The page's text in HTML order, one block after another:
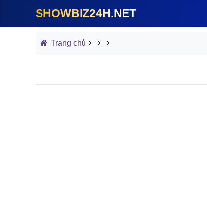
SHOWBIZ24H.NET
Trang chủ